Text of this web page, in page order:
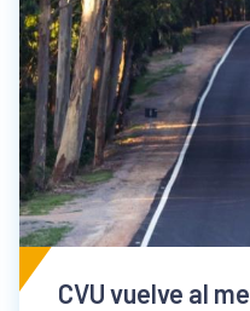
CVU vuelve al